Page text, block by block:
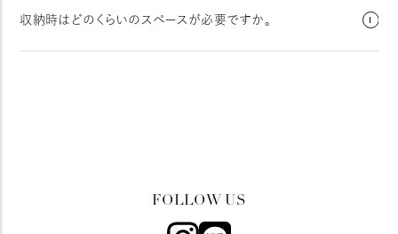
収納時はどのくらいのスペースが必要ですか。